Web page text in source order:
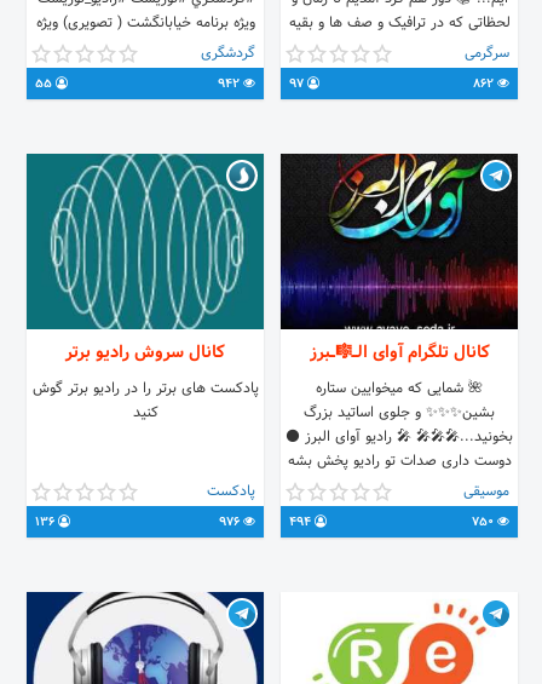
لحظاتی که در ترافیک و صف ها و بقیه
معطلی هامی میرند، با گوش سپردن به
کتابهایی که حرف میزنند، بار دیگر زنده
گردانیم🎯 http://t.me/SoDeh9092
سرگرمی
ویژه برنامه خیابانگشت ( تصویری) ویژه
برنامه گشت و گذاری با رادیو توریست (
رادیویی) مصاحبه با مسئولان حوزه
گردشگری اخبار بروز و ویژه معرفی
@MohammadArch92
Instagram.com/radio.tourist
گردشگری
کانال تلگرام آوای الــ🎼ــبرز
🌺 شمایی که میخوایین ستاره
بشین✨✨✨ و جلوی اساتید بزرگ
بخونید...🎤🎤🎤 🎤 رادیو آوای البرز ⚫️
دوست داری صدات تو رادیو پخش بشه
مردم بهت رای بدن؟ 🔴این فرصت
طلایی رو از دست ندین برای ثبت نام 👇
👇👇👇👇 @avaye_seda
@avaye_seda @avaye_seda
@avaye_seda @avaye_seda
@avaye_seda
موسیقی
کانال سروش رادیو برتر
پادکست های برتر را در رادیو برتر گوش
کنید
پادکست